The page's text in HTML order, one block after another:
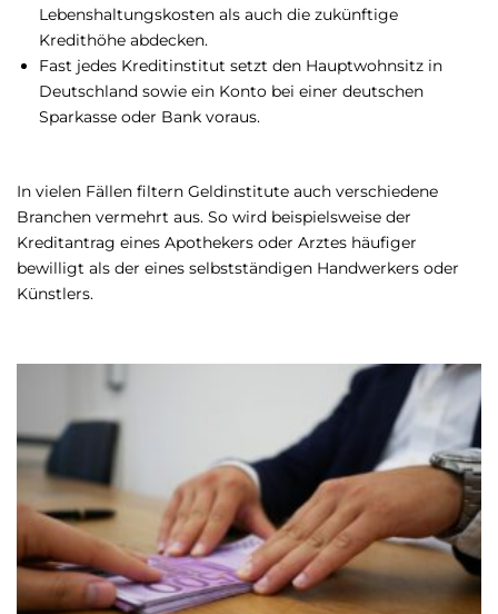
Lebenshaltungskosten als auch die zukünftige
Kredithöhe abdecken.
Fast jedes Kreditinstitut setzt den Hauptwohnsitz in
Deutschland sowie ein Konto bei einer deutschen
Sparkasse oder Bank voraus.
In vielen Fällen filtern Geldinstitute auch verschiedene
Branchen vermehrt aus. So wird beispielsweise der
Kreditantrag eines Apothekers oder Arztes häufiger
bewilligt als der eines selbstständigen Handwerkers oder
Künstlers.